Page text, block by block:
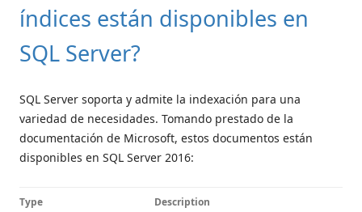
índices están disponibles en
SQL Server?
SQL Server soporta y admite la indexación para una
variedad de necesidades. Tomando prestado de la
documentación de Microsoft, estos documentos están
disponibles en SQL Server 2016:
Type Description